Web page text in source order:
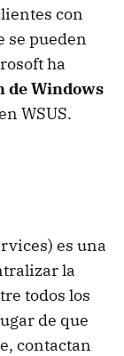
con
se pueden
ha
de Windows
WSUS.
es una
la
todos los
de que
contactan